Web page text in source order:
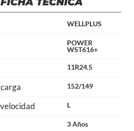
WELLPLUS
POWER
WST616+
11R24.5
152/149
L
3 Años